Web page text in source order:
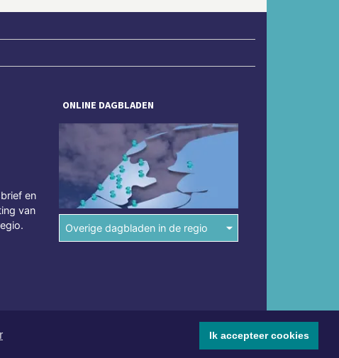
Ik accepteer cookies
en
van
ONLINE DAGBLADEN
Overige dagbladen in de regio
Algemene voorwaarden Privacy Statement